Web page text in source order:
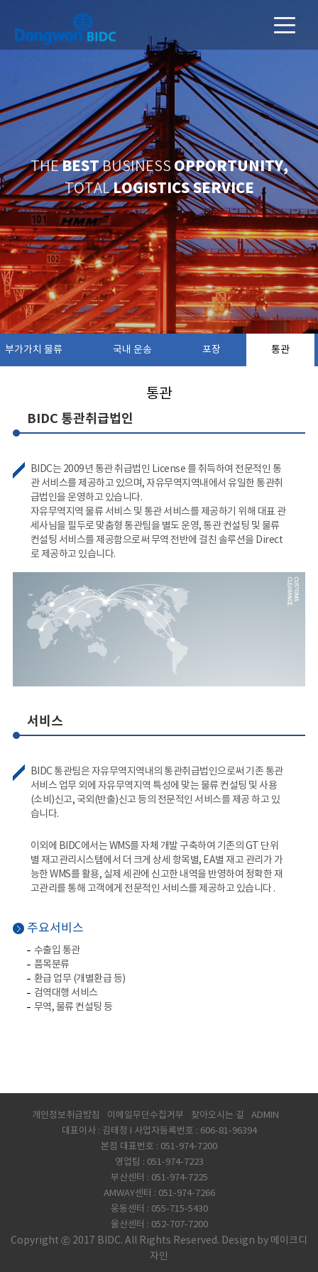
THEBESTBUSINESS OPPORTUNITY,
TOTALLOGISTICS SERVICE
부가가치 물류 국내 운송 포장 통관
통관
BIDC 통관취급법인
BIDC는 2009년 통관 취급법인 License 를 취득하여 전문적인 통
관 서비스를 제공하고 있으며, 자유무역지역내에서 유일한 통관취
급법인을 운영하고 있습니다.
자유무역지역 물류 서비스 및 통관 서비스를 제공하기 위해 대표 관
세사님을 필두로 맞춤형 통관팀을 별도 운영, 통관 컨설팅 및 물류
컨설팅 서비스를 제공함으로써 무역 전반에 걸친 솔루션을 Direct
로 제공하고 있습니다.
서비스
BIDC 통관팀은 자유무역지역내의 통관취급법인으로써 기존 통관
서비스 업무 외에 자유무역지역 특성에 맞는 물류 컨설팅 및 사용
(소비)신고, 국외(반출)신고 등의 전문적인 서비스를 제공 하고 있
습니다.
이외에 BIDC에서는 WMS를 자체 개발 구축하여 기존의 GT 단위
별 재고관리시스템에서 더 크게 상세 항목별, EA별 재고 관리가 가
능한 WMS를 활용, 실제 세관에 신고한 내역을 반영하여 정확한 재
고관리를 통해 고객에게 전문적인 서비스를 제공하고 있습니다 .
주요서비스
수출입 통관
품목분류
환급 업무 (개별환급 등)
검역대행 서비스
무역, 물류 컨설팅 등
개인정보취급방침 이메일무단수집거부 찾아오시는 길
ADMIN
대표이사 : 김태정 I 사업자등록번호 : 606-81-96394
본점 대표번호 : 051-974-7200
영업팀 : 051-974-7223
부산센터 : 051-974-7225
AMWAY센터 : 051-974-7266
웅동센터 : 055-715-5430
울산센터 : 052-707-7200
Copyright ⓒ 2017 BIDC. All Rights Reserved. Design by 메이크디
자인